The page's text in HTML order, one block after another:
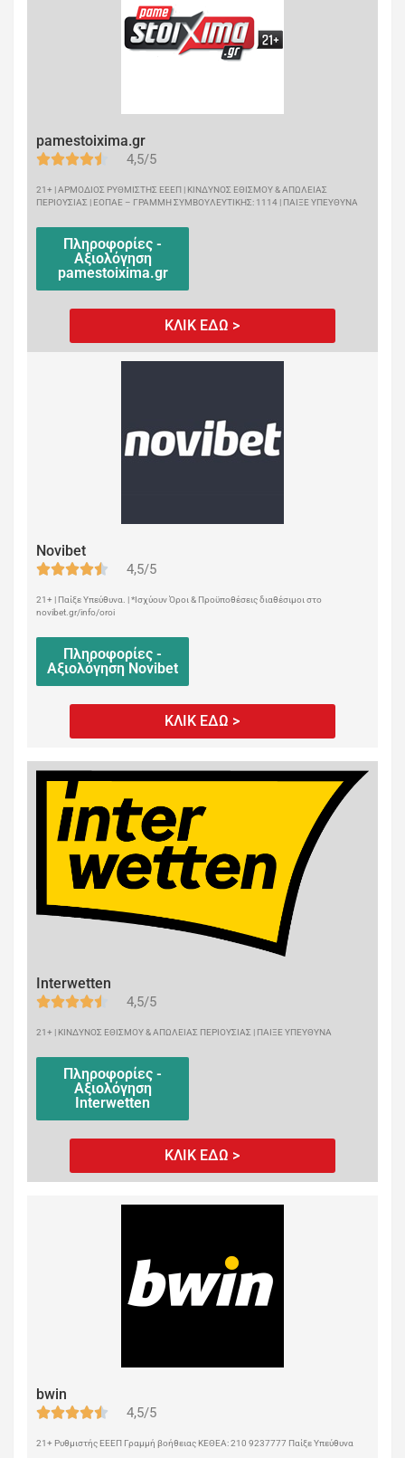
pamestoixima.gr
4,5/5
21+ | ΑΡΜΟΔΙΟΣ ΡΥΘΜΙΣΤΗΣ ΕΕΕΠ | ΚΙΝΔΥΝΟΣ ΕΘΙΣΜΟΥ & ΑΠΩΛΕΙΑΣ
ΠΕΡΙΟΥΣΙΑΣ | ΕΟΠΑΕ – ΓΡΑΜΜΗ ΣΥΜΒΟΥΛΕΥΤΙΚΗΣ: 1114 | ΠΑΙΞΕ ΥΠΕΥΘΥΝΑ
Πληροφορίες -
Αξιολόγηση
pamestoixima.gr
ΚΛΙΚ ΕΔΩ >
Novibet
4,5/5
21+ | Παίξε Υπεύθυνα. | *Ισχύουν Όροι & Προϋποθέσεις διαθέσιμοι στο
novibet.gr/info/oroi
Πληροφορίες -
Αξιολόγηση Novibet
ΚΛΙΚ ΕΔΩ >
Interwetten
4,5/5
21+ | ΚΙΝΔΥΝΟΣ ΕΘΙΣΜΟΥ & ΑΠΩΛΕΙΑΣ ΠΕΡΙΟΥΣΙΑΣ | ΠΑΙΞΕ ΥΠΕΥΘΥΝΑ
Πληροφορίες -
Αξιολόγηση
Interwetten
ΚΛΙΚ ΕΔΩ >
bwin
4,5/5
21+ Ρυθμιστής ΕΕΕΠ Γραμμή βοήθειας ΚΕΘΕΑ: 210 9237777 Παίξε Υπεύθυνα